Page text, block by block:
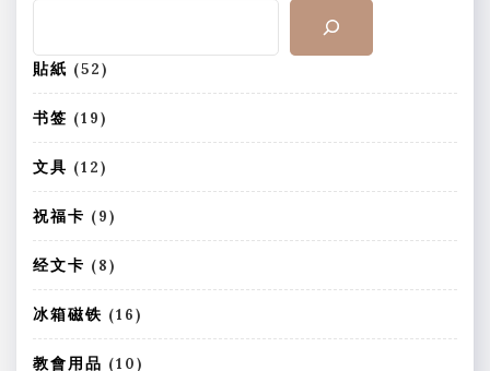
貼紙 525
2
个
产
品
书签 191
9
个
产
品
文具 121
2
个
产
品
祝福卡 99
个
产
品
经文卡 88
个
产
品
冰箱磁铁 161
6
个
教會用品 101